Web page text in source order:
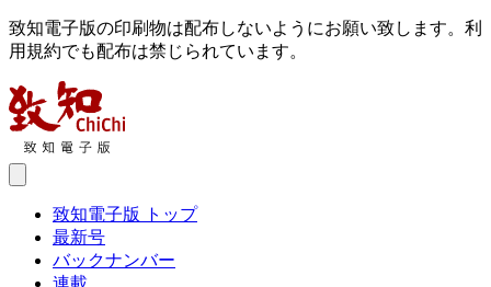
致知電子版の印刷物は配布しないようにお願い致します。利
用規約でも配布は禁じられています。
致知電子版 トップ
最新号
バックナンバー
連載